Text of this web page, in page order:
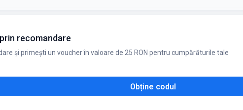
recomandare
și primești un voucher în valoare de 25 RON pentru cumpărăturile tale
Obține codul